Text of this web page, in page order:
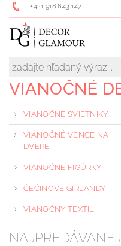
+421 918 643 147
VIANOČNÉ
VIANOČNÉ SVIETNIKY
VIANOČNÉ VENCE NA
DVERE
VIANOČNÉ FIGÚRKY
ČEČINOVÉ GIRLANDY
VIANOČNÝ TEXTIL